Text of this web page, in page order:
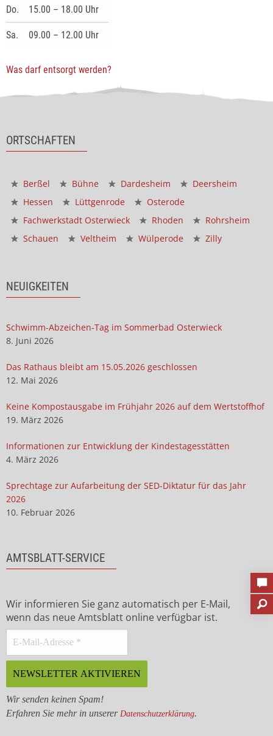
Do. 15.00 – 18.00 Uhr
Sa. 09.00 – 12.00 Uhr
Was darf entsorgt werden?
ORTSCHAFTEN
Berßel Bühne Dardesheim
Deersheim
Hessen
Lüttgenrode
Osterode
Fachwerkstadt Osterwieck
Rhoden
Rohrsheim
Schauen
Veltheim Wülperode Zilly
NEUIGKEITEN
Schwimm-Abzeichen-Tag im Sommerbad Osterwieck
8. Juni 2026
Das Rathaus bleibt am 15.05.2026 geschlossen
12. Mai 2026
Keine Kompostausgabe im Frühjahr 2026 auf dem Wertstoffhof
19. März 2026
Informationen zur Entwicklung der Kindestagesstätten
4. März 2026
Sprechtage zur Aufarbeitung der SED-Diktatur für das Jahr
2026
10. Februar 2026
AMTSBLATT-SERVICE
Wir informieren Sie ganz automatisch per E-Mail,
wenn das neue Amtsblatt online verfügbar ist.
Wir senden keinen Spam!
Erfahren Sie mehr in unserer Datenschutzerklärung.